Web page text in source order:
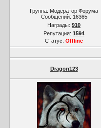
Группа: Модератор Форума
Сообщений: 16365
Награды: 910
Репутация: 1594
Статус: Offline
Dragon123